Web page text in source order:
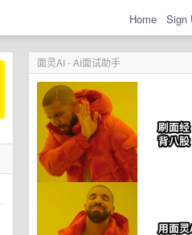
Home Sign
面灵AI - AI面试助手